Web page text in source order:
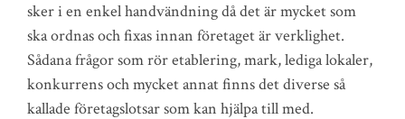
sker i en enkel handvändning då det är mycket som
ska ordnas och fixas innan företaget är verklighet.
Sådana frågor som rör etablering, mark, lediga lokaler,
konkurrens och mycket annat finns det diverse så
kallade företagslotsar som kan hjälpa till med.